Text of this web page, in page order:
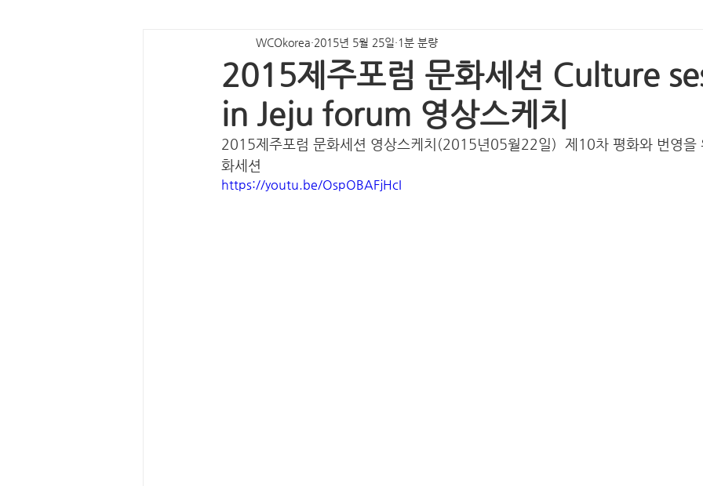
#컬처디자이너발굴캠페인 #C!talk
#문화로벽을허물다
2015제주포럼 문화세션 Culture
in Jeju forum 영상스케치
WCOkorea 2015년 5월 25일 1분 분량
2015제주포럼 문화세션 영상스케치(2015년05월22일)  제10차 평화와 번영을
화세션
https://youtu.be/OspOBAFjHcI